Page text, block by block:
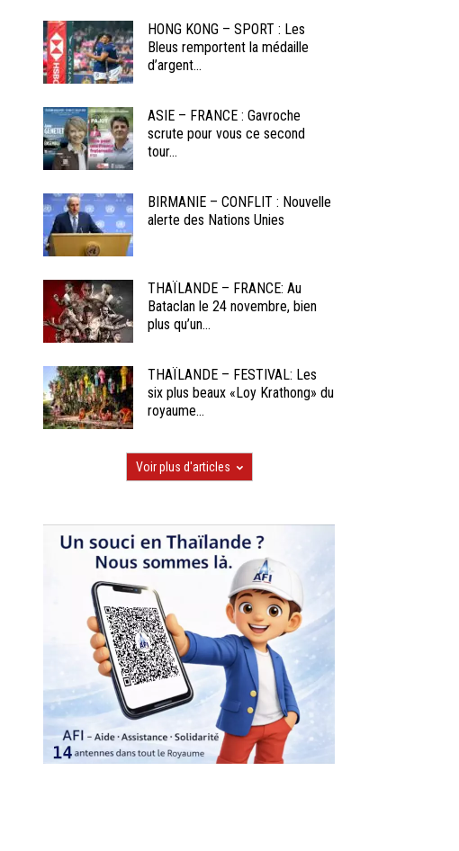
HONG KONG – SPORT : Les
Bleus remportent la médaille
d’argent...
ASIE – FRANCE : Gavroche
scrute pour vous ce second
tour...
BIRMANIE – CONFLIT : Nouvelle
alerte des Nations Unies
THAÏLANDE – FRANCE: Au
Bataclan le 24 novembre, bien
plus qu’un...
THAÏLANDE – FESTIVAL: Les
six plus beaux «Loy Krathong» du
royaume...
Voir plus d'articles